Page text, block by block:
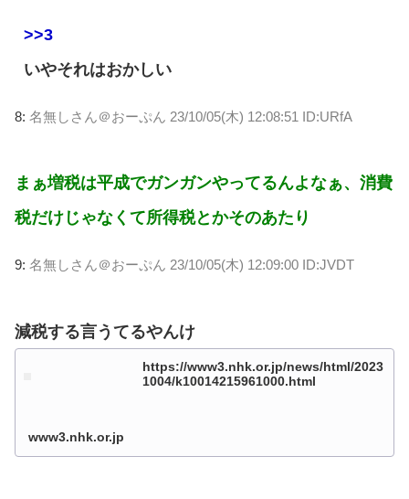
>>3
いやそれはおかしい
8: 名無しさん＠おーぷん 23/10/05(木) 12:08:51 ID:URfA
まぁ増税は平成でガンガンやってるんよなぁ、消費
税だけじゃなくて所得税とかそのあたり
9: 名無しさん＠おーぷん 23/10/05(木) 12:09:00 ID:JVDT
減税する言うてるやんけ
https://www3.nhk.or.jp/news/html/2023
1004/k10014215961000.html
www3.nhk.or.jp